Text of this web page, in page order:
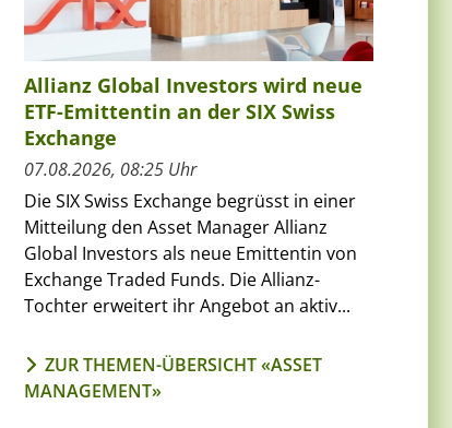
Allianz Global Investors wird neue
ETF-Emittentin an der SIX Swiss
Exchange
07.08.2026, 08:25 Uhr
Die SIX Swiss Exchange begrüsst in einer
Mitteilung den Asset Manager Allianz
Global Investors als neue Emittentin von
Exchange Traded Funds. Die Allianz-
Tochter erweitert ihr Angebot an aktiv...
ZUR THEMEN-ÜBERSICHT «ASSET
MANAGEMENT»